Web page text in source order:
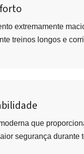
extremamente
treinos longos e
que
segurança durante